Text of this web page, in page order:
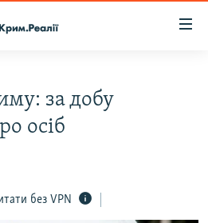
за добу
осіб
без VPN